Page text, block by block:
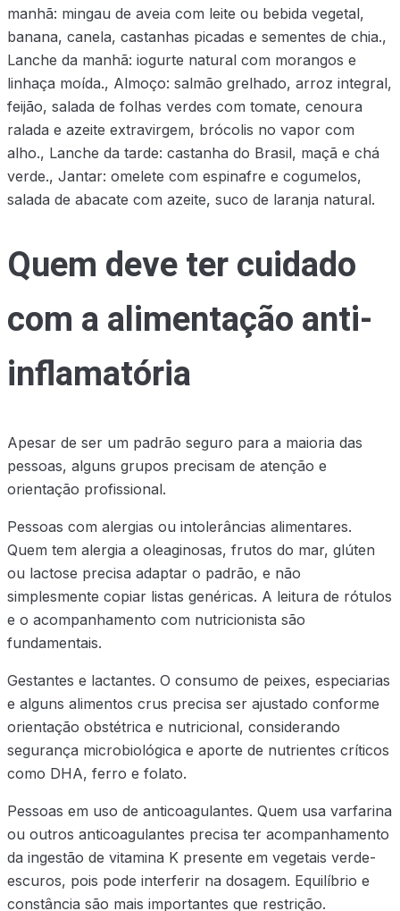
manhã: mingau de aveia com leite ou bebida vegetal,
banana, canela, castanhas picadas e sementes de chia.,
Lanche da manhã: iogurte natural com morangos e
linhaça moída., Almoço: salmão grelhado, arroz integral,
feijão, salada de folhas verdes com tomate, cenoura
ralada e azeite extravirgem, brócolis no vapor com
alho., Lanche da tarde: castanha do Brasil, maçã e chá
verde., Jantar: omelete com espinafre e cogumelos,
salada de abacate com azeite, suco de laranja natural.
Quem deve ter cuidado
com a alimentação anti-
inflamatória
Apesar de ser um padrão seguro para a maioria das
pessoas, alguns grupos precisam de atenção e
orientação profissional.
Pessoas com alergias ou intolerâncias alimentares.
Quem tem alergia a oleaginosas, frutos do mar, glúten
ou lactose precisa adaptar o padrão, e não
simplesmente copiar listas genéricas. A leitura de rótulos
e o acompanhamento com nutricionista são
fundamentais.
Gestantes e lactantes. O consumo de peixes, especiarias
e alguns alimentos crus precisa ser ajustado conforme
orientação obstétrica e nutricional, considerando
segurança microbiológica e aporte de nutrientes críticos
como DHA, ferro e folato.
Pessoas em uso de anticoagulantes. Quem usa varfarina
ou outros anticoagulantes precisa ter acompanhamento
da ingestão de vitamina K presente em vegetais verde-
escuros, pois pode interferir na dosagem. Equilíbrio e
constância são mais importantes que restrição.